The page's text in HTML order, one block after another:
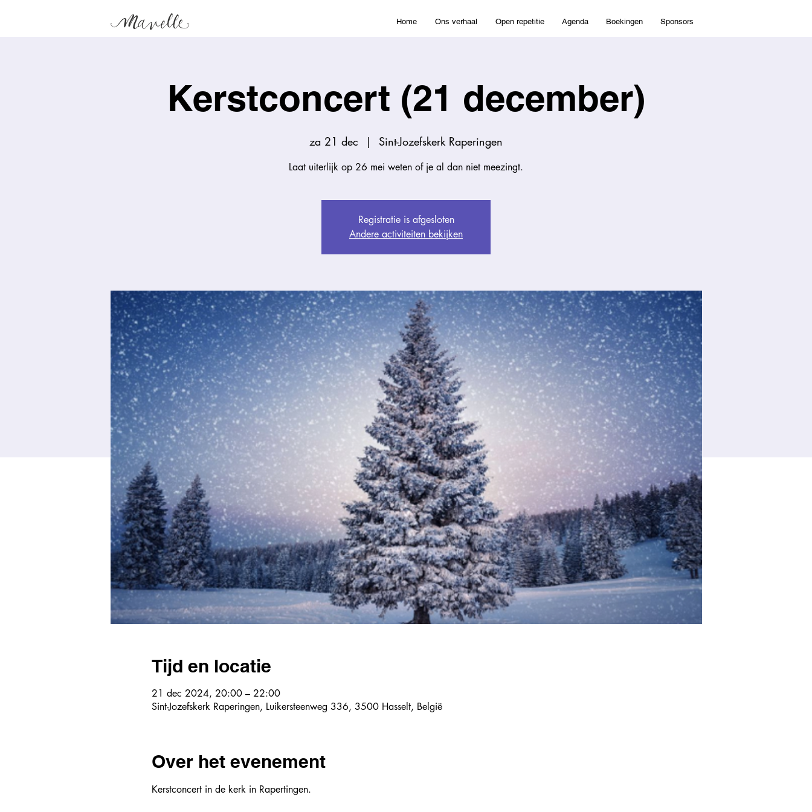
Home Ons verhaal Open repetitie Agenda Boekingen Sponsors
Kerstconcert (21 december)
za 21 dec
  |
Sint-Jozefskerk Raperingen
Laat uiterlijk op 26 mei weten of je al dan niet meezingt.
Registratie is afgesloten
Andere activiteiten bekijken
Tijd en locatie
21 dec 2024, 20:00 – 22:00
Sint-Jozefskerk Raperingen, Luikersteenweg 336, 3500 Hasselt, België
Over het evenement
Kerstconcert in de kerk in Rapertingen.